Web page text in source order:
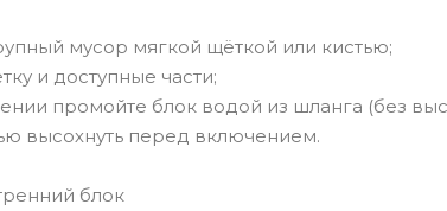
мусор мягкой щёткой или кистью;
и доступные части;
промойте блок водой из шланга (без
высохнуть перед включением.
блок